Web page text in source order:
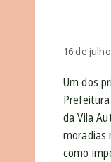
16 de
Um dos
da Vila
moradias
como